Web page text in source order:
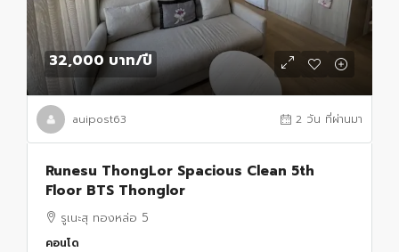
32,000 บาท/ปี
auipost63 2 วัน ที่ผ่านมา
Runesu ThongLor Spacious Clean 5th
Floor BTS Thonglor
รูเนะสุ ทองหล่อ 5
คอนโด